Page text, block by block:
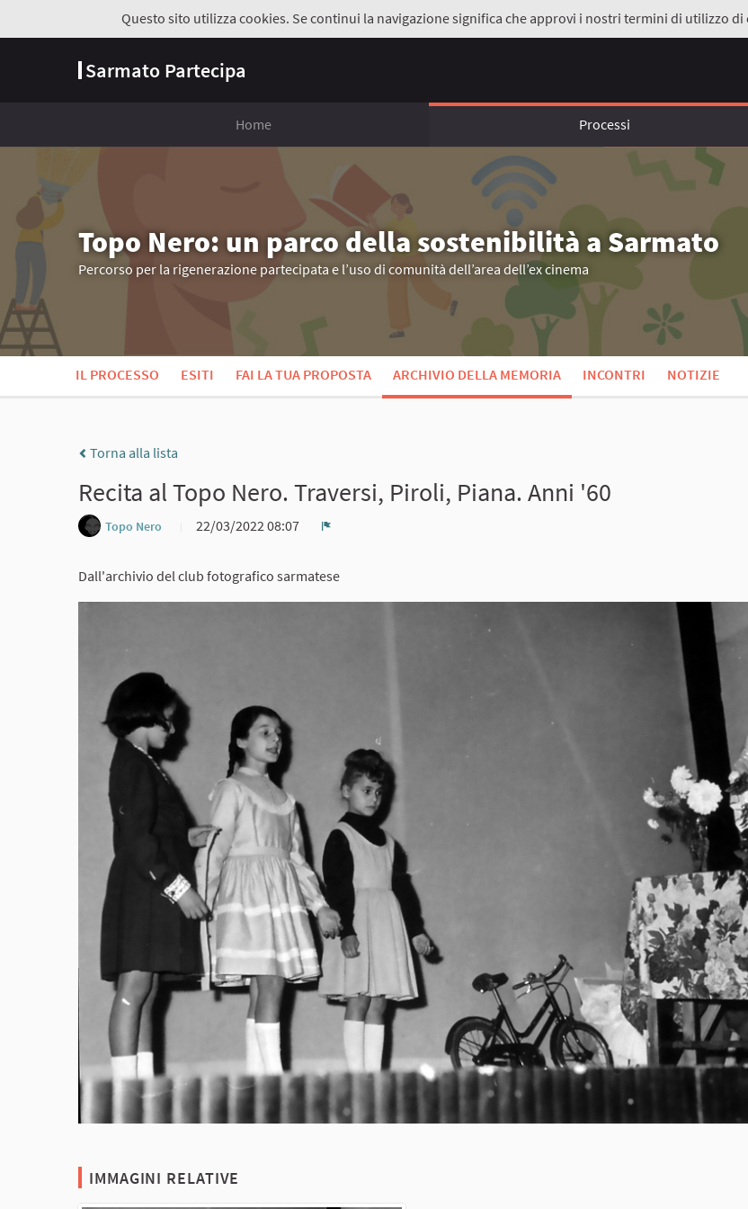
Questo sito utilizza cookies. Se continui la navigazione significa che approvi i nostri termini di utilizzo di
Sarmato Partecipa
Home Processi
Topo Nero: un parco della sostenibilità a Sarmato
Percorso per la rigenerazione partecipata e l’uso di comunità dell’area dell’ex cinema
IL PROCESSO ESITI FAI LA TUA PROPOSTA ARCHIVIO DELLA MEMORIA INCONTRI NOTIZIE
Torna alla lista
Recita al Topo Nero. Traversi, Piroli, Piana. Anni '60
Topo Nero
22/03/2022 08:07
Dall'archivio del club fotografico sarmatese
IMMAGINI RELATIVE